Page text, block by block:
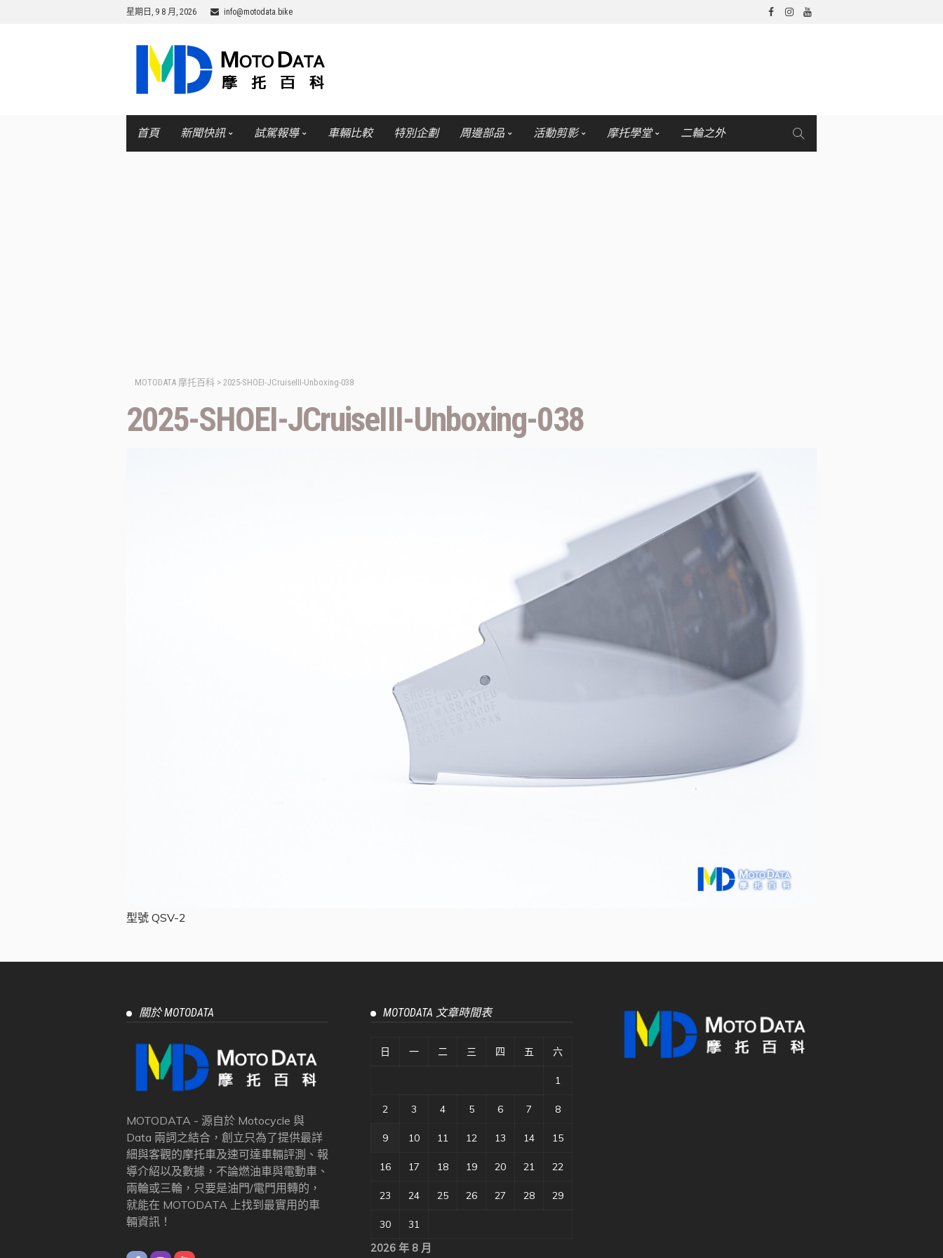
星期日, 9 8 月, 2026 info@motodata.bike
首頁 新聞快訊 試駕報導 車輛比較 特別企劃 周邊部品 活動剪影 摩托學堂 二輪之外
MOTODATA 摩托百科 > 2025-SHOEI-JCruiseIII-Unboxing-038
2025-SHOEI-JCruiseIII-Unboxing-038
型號 QSV-2
關於 MOTODATA
MOTODATA - 源自於 Motocycle 與
Data 兩詞之結合，創立只為了提供最詳
細與客觀的摩托車及速可達車輛評測、報
導介紹以及數據，不論燃油車與電動車、
兩輪或三輪，只要是油門/電門用轉的，
就能在 MOTODATA 上找到最實用的車
輛資訊！
MOTODATA 文章時間表
2026 年 8 月
日 一 二 三 四 五 六
1
2 3 4 5 6 7 8
9 10 11 12 13 14 15
16 17 18 19 20 21 22
23 24 25 26 27 28 29
30 31